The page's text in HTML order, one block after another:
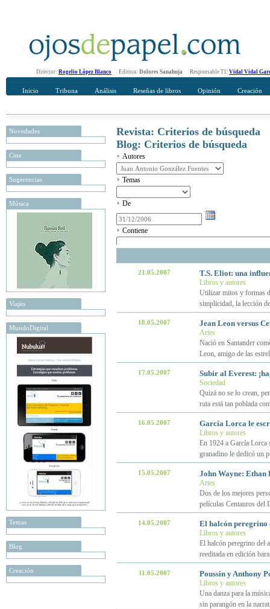
Director: Rogelio López Blanco Editora: Dolores Sanahuja Responsable TI: Vidal Vidal
Inicio Tribuna Análisis Reseñas de libros Opinión Creación
Novedades
Cine
Sugerencias
Música
Viajes
MundoDigital
Temas
Blog
Creación
Revista: Criterios de búsqueda
Blog: Criterios de búsqueda
Autores
Temas
De
Contiene
21.05.2007 T.S. Eliot: una
Libros y autores
Utilizar mitos y formas
simplicidad, la lección
18.05.2007 Jean Leon versus
Artes
Nació en Santander
Leon, amigo de las
17.05.2007 Subir al Everest:
Sociedad
Quizá no se lo crean,
ruta está tan poblada
16.05.2007 García Lorca le
Libros y autores
En 1924 a García Lorca
granadino le dedicó un
15.05.2007 John Wayne: Ethan
Artes
Dos de los mejores
películas Centauros del
14.05.2007 El halcón peregrino
Libros y autores
El halcón peregrino del
reeditada en edición
11.05.2007 Poussin y Anthony
Libros y autores
Una danza para la
sin parangón en la